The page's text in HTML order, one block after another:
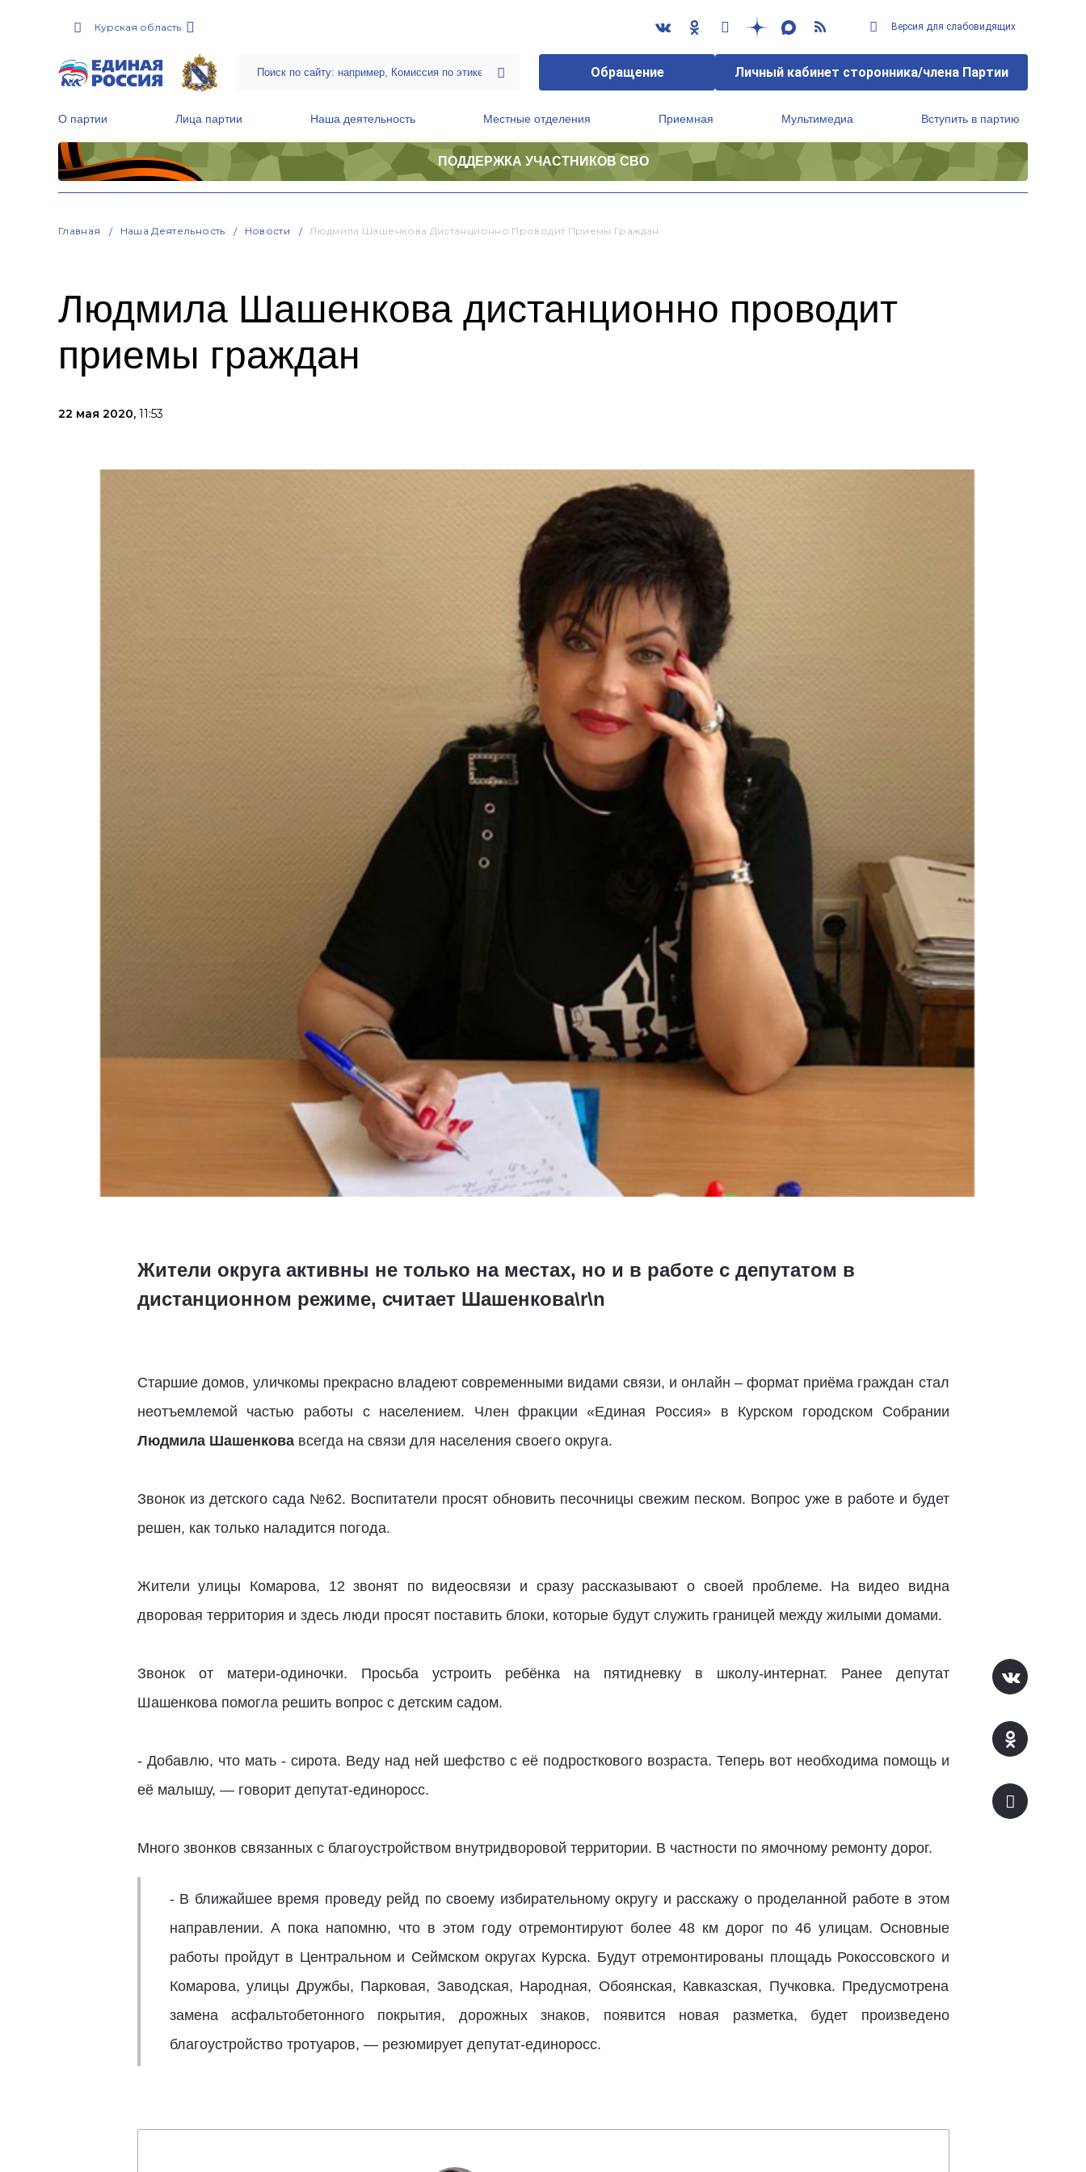
Курская область Версия для слабовидящих
Обращение Личный кабинет сторонника/члена Партии
О партии Лица партии Наша деятельность Местные отделения Приемная Мультимедиа Вступить в партию
ПОДДЕРЖКА УЧАСТНИКОВ СВО
Главная Наша Деятельность Новости Людмила Шашенкова Дистанционно Проводит Приемы Граждан
Людмила Шашенкова дистанционно проводит
приемы граждан
22 мая 2020, 11:53
Жители округа активны не только на местах, но и в работе с депутатом в
дистанционном режиме, считает Шашенкова\r\n
Старшие домов, уличкомы прекрасно владеют современными видами связи, и онлайн – формат приёма граждан стал
неотъемлемой частью работы с населением. Член фракции «Единая Россия» в Курском городском Собрании
Людмила Шашенковавсегда на связи для населения своего округа.
Звонок из детского сада №62. Воспитатели просят обновить песочницы свежим песком. Вопрос уже в работе и будет
решен, как только наладится погода.
Жители улицы Комарова, 12 звонят по видеосвязи и сразу рассказывают о своей проблеме. На видео видна
дворовая территория и здесь люди просят поставить блоки, которые будут служить границей между жилыми домами.
Звонок от матери-одиночки. Просьба устроить ребёнка на пятидневку в школу-интернат. Ранее депутат
Шашенкова помогла решить вопрос с детским садом.
- Добавлю, что мать - сирота. Веду над ней шефство с её подросткового возраста. Теперь вот необходима помощь и
её малышу, — говорит депутат-единоросс.
Много звонков связанных с благоустройством внутридворовой территории. В частности по ямочному ремонту дорог.
- В ближайшее время проведу рейд по своему избирательному округу и расскажу о проделанной работе в этом
направлении. А пока напомню, что в этом году отремонтируют более 48 км дорог по 46 улицам. Основные
работы пройдут в Центральном и Сеймском округах Курска. Будут отремонтированы площадь Рокоссовского и
Комарова, улицы Дружбы, Парковая, Заводская, Народная, Обоянская, Кавказская, Пучковка. Предусмотрена
замена асфальтобетонного покрытия, дорожных знаков, появится новая разметка, будет произведено
благоустройство тротуаров, — резюмирует депутат-единоросс.